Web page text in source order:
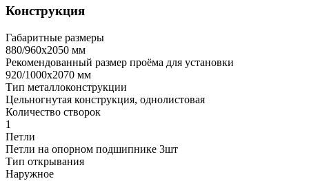
Конструкция
Габаритные размеры
880/960х2050 мм
Рекомендованный размер проёма для установки
920/1000х2070 мм
Тип металлоконструкции
Цельногнутая конструкция, однолистовая
Количество створок
1
Петли
Петли на опорном подшипнике 3шт
Тип открывания
Наружное